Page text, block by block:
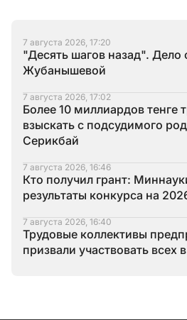
7 августа 2026, 17:20
"Десять шагов назад". Дело
Жубанышевой
7 августа 2026, 17:02
Более 10 миллиардов тенге
взыскать с подсудимого
Серикбай
7 августа 2026, 16:46
Кто получил грант:
результаты конкурса на
7 августа 2026, 16:40
Трудовые коллективы
призвали участвовать всех